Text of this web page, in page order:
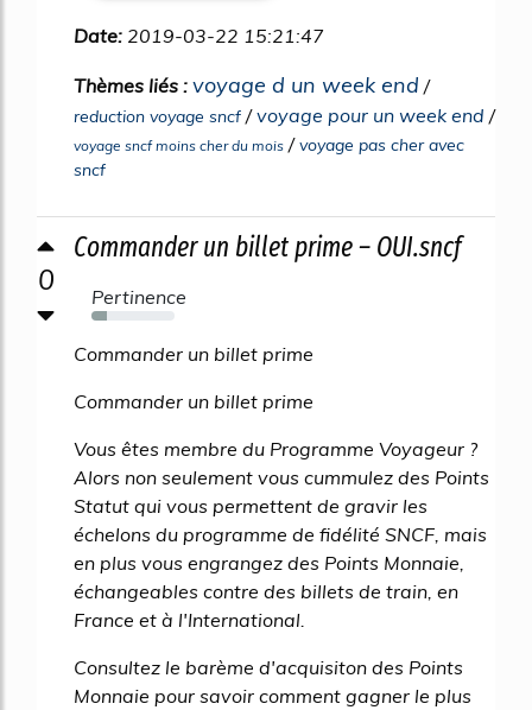
Date: 2019-03-22 15:21:47
Thèmes liés : voyage d un week end /
reduction voyage sncf /voyage pour un week end /
voyage sncf moins cher du mois /voyage pas cher avec
sncf
0
Commander un billet prime – OUI.sncf
Pertinence
18%
Commander un billet prime
Commander un billet prime
Vous êtes membre du Programme Voyageur ?
Alors non seulement vous cummulez des Points
Statut qui vous permettent de gravir les
échelons du programme de fidélité SNCF, mais
en plus vous engrangez des Points Monnaie,
échangeables contre des billets de train, en
France et à l'International.
Consultez le barème d'acquisiton des Points
Monnaie pour savoir comment gagner le plus